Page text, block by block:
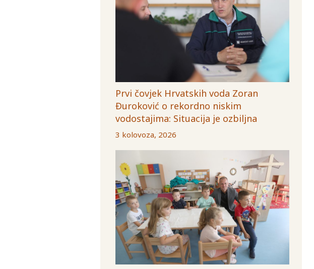
Prvi čovjek Hrvatskih voda Zoran
Đuroković o rekordno niskim
vodostajima: Situacija je ozbiljna
3 kolovoza, 2026